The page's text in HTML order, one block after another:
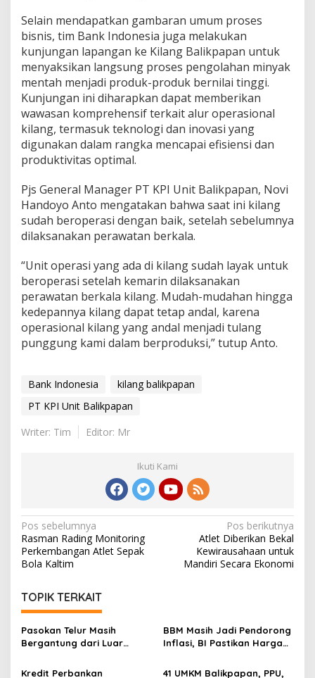
Selain mendapatkan gambaran umum proses
bisnis, tim Bank Indonesia juga melakukan
kunjungan lapangan ke Kilang Balikpapan untuk
menyaksikan langsung proses pengolahan minyak
mentah menjadi produk-produk bernilai tinggi.
Kunjungan ini diharapkan dapat memberikan
wawasan komprehensif terkait alur operasional
kilang, termasuk teknologi dan inovasi yang
digunakan dalam rangka mencapai efisiensi dan
produktivitas optimal.
Pjs General Manager PT KPI Unit Balikpapan, Novi
Handoyo Anto mengatakan bahwa saat ini kilang
sudah beroperasi dengan baik, setelah sebelumnya
dilaksanakan perawatan berkala.
“Unit operasi yang ada di kilang sudah layak untuk
beroperasi setelah kemarin dilaksanakan
perawatan berkala kilang. Mudah-mudahan hingga
kedepannya kilang dapat tetap andal, karena
operasional kilang yang andal menjadi tulang
punggung kami dalam berproduksi,” tutup Anto.
Bank Indonesia
kilang balikpapan
PT KPI Unit Balikpapan
Writer: Tim
Editor: Mr
Ikuti Kami
Navigasi
pos
Pos sebelumnya
Rasman Rading Monitoring
Perkembangan Atlet Sepak
Bola Kaltim
Pos berikutnya
Atlet Diberikan Bekal
Kewirausahaan untuk
Mandiri Secara Ekonomi
TOPIK TERKAIT
Pasokan Telur Masih
Bergantung dari Luar
Siapkan Peternak Baru
BBM Masih Jadi Pendorong
Inflasi, BI Pastikan Harga
PPU Terkendali
Kredit Perbankan 41 UMKM Balikpapan, PPU,